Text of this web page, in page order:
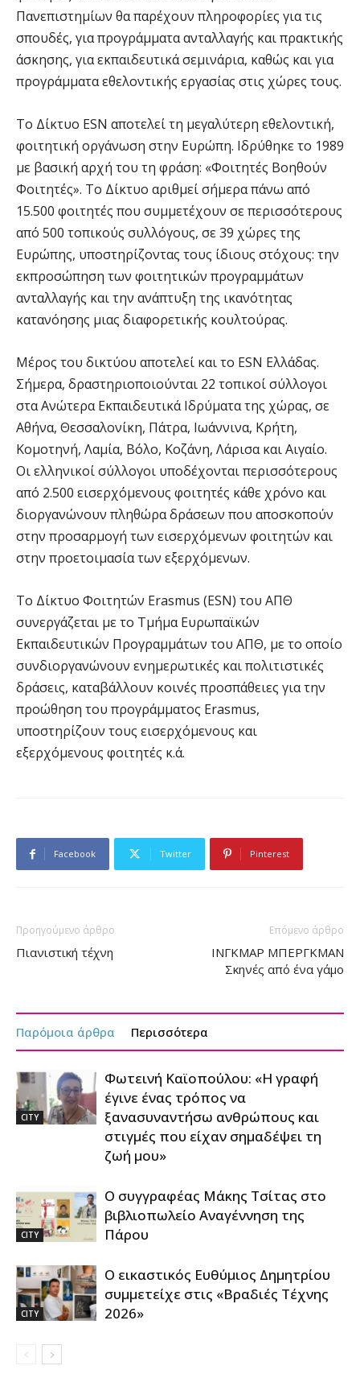
Πανεπιστημίων θα παρέχουν πληροφορίες για τις
σπουδές, για προγράμματα ανταλλαγής και πρακτικής
άσκησης, για εκπαιδευτικά σεμινάρια, καθώς και για
προγράμματα εθελοντικής εργασίας στις χώρες τους.
Το Δίκτυο ESN αποτελεί τη μεγαλύτερη εθελοντική,
φοιτητική οργάνωση στην Ευρώπη. Ιδρύθηκε το 1989
με βασική αρχή του τη φράση: «Φοιτητές Βοηθούν
Φοιτητές». Το Δίκτυο αριθμεί σήμερα πάνω από
15.500 φοιτητές που συμμετέχουν σε περισσότερους
από 500 τοπικούς συλλόγους, σε 39 χώρες της
Ευρώπης, υποστηρίζοντας τους ίδιους στόχους: την
εκπροσώπηση των φοιτητικών προγραμμάτων
ανταλλαγής και την ανάπτυξη της ικανότητας
κατανόησης μιας διαφορετικής κουλτούρας.
Μέρος του δικτύου αποτελεί και το ESN Ελλάδας.
Σήμερα, δραστηριοποιούνται 22 τοπικοί σύλλογοι
στα Ανώτερα Εκπαιδευτικά Ιδρύματα της χώρας, σε
Αθήνα, Θεσσαλονίκη, Πάτρα, Ιωάννινα, Κρήτη,
Κομοτηνή, Λαμία, Βόλο, Κοζάνη, Λάρισα και Αιγαίο.
Οι ελληνικοί σύλλογοι υποδέχονται περισσότερους
από 2.500 εισερχόμενους φοιτητές κάθε χρόνο και
διοργανώνουν πληθώρα δράσεων που αποσκοπούν
στην προσαρμογή των εισερχόμενων φοιτητών και
στην προετοιμασία των εξερχόμενων.
Το Δίκτυο Φοιτητών Erasmus (ESN) του ΑΠΘ
συνεργάζεται με το Τμήμα Ευρωπαϊκών
Εκπαιδευτικών Προγραμμάτων του ΑΠΘ, με το οποίο
συνδιοργανώνουν ενημερωτικές και πολιτιστικές
δράσεις, καταβάλλουν κοινές προσπάθειες για την
προώθηση του προγράμματος Erasmus,
υποστηρίζουν τους εισερχόμενους και
εξερχόμενους φοιτητές κ.ά.
Facebook Twitter Pinterest
Προηγούμενο άρθρο
Πιανιστική τέχνη
Επόμενο άρθρο
ΙΝΓΚΜΑΡ ΜΠΕΡΓΚΜΑΝ
Σκηνές από ένα γάμο
Παρόμοια άρθρα Περισσότερα
CITY
Φωτεινή Καϊοπούλου: «Η γραφή
έγινε ένας τρόπος να
ξανασυναντήσω ανθρώπους και
στιγμές που είχαν σημαδέψει τη
ζωή μου»
CITY
Ο συγγραφέας Μάκης Τσίτας στο
βιβλιοπωλείο Αναγέννηση της
Πάρου
CITY
Ο εικαστικός Ευθύμιος Δημητρίου
συμμετείχε στις «Βραδιές Τέχνης
2026»